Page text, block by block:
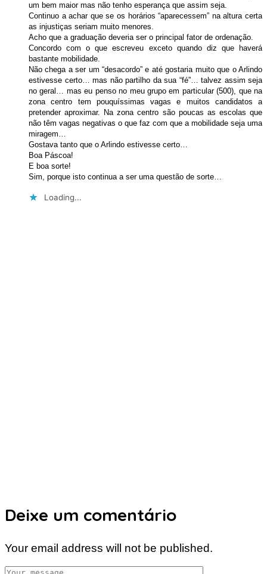
um bem maior mas não tenho esperança que assim seja.
Continuo a achar que se os horários “aparecessem” na altura certa
as injustiças seriam muito menores.
Acho que a graduação deveria ser o principal fator de ordenação.
Concordo com o que escreveu exceto quando diz que haverá
bastante mobilidade.
Não chega a ser um “desacordo” e até gostaria muito que o Arlindo
estivesse certo… mas não partilho da sua “fé”… talvez assim seja
no geral… mas eu penso no meu grupo em particular (500), que na
zona centro tem pouquíssimas vagas e muitos candidatos a
pretender aproximar. Na zona centro são poucas as escolas que
não têm vagas negativas o que faz com que a mobilidade seja uma
miragem…
Gostava tanto que o Arlindo estivesse certo…
Boa Páscoa!
E boa sorte!
Sim, porque isto continua a ser uma questão de sorte…
Loading...
Deixe um comentário
Your email address will not be published.